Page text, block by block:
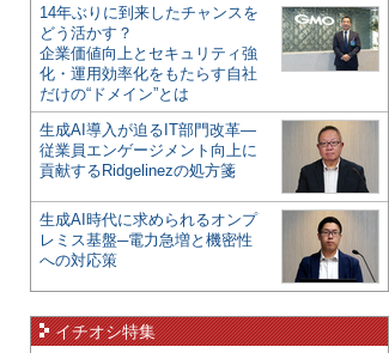
14年ぶりに到来したチャンスを
どう活かす？
企業価値向上とセキュリティ強
化・運用効率化をもたらす自社
だけの“ドメイン”とは
生成AI導入が迫るIT部門改革―
従業員エンゲージメント向上に
貢献するRidgelinezの処方箋
生成AI時代に求められるオンプ
レミス基盤─電力急増と機密性
への対応策
イチオシ特集